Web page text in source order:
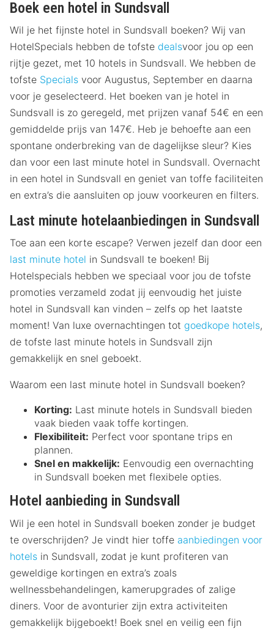
Boek een hotel in Sundsvall
Wil je het fijnste hotel in Sundsvall boeken? Wij van
HotelSpecials hebben de tofste dealsvoor jou op een
rijtje gezet, met 10 hotels in Sundsvall. We hebben de
tofste Specials voor Augustus, September en daarna
voor je geselecteerd. Het boeken van je hotel in
Sundsvall is zo geregeld, met prijzen vanaf 54€ en een
gemiddelde prijs van 147€. Heb je behoefte aan een
spontane onderbreking van de dagelijkse sleur? Kies
dan voor een last minute hotel in Sundsvall. Overnacht
in een hotel in Sundsvall en geniet van toffe faciliteiten
en extra’s die aansluiten op jouw voorkeuren en filters.
Last minute hotelaanbiedingen in Sundsvall
Toe aan een korte escape? Verwen jezelf dan door een
last minute hotel in Sundsvall te boeken! Bij
Hotelspecials hebben we speciaal voor jou de tofste
promoties verzameld zodat jij eenvoudig het juiste
hotel in Sundsvall kan vinden – zelfs op het laatste
moment! Van luxe overnachtingen tot goedkope hotels,
de tofste last minute hotels in Sundsvall zijn
gemakkelijk en snel geboekt.
Waarom een last minute hotel in Sundsvall boeken?
Korting: Last minute hotels in Sundsvall bieden
vaak bieden vaak toffe kortingen.
Flexibiliteit: Perfect voor spontane trips en
plannen.
Snel en makkelijk: Eenvoudig een overnachting
in Sundsvall boeken met flexibele opties.
Hotel aanbieding in Sundsvall
Wil je een hotel in Sundsvall boeken zonder je budget
te overschrijden? Je vindt hier toffe aanbiedingen voor
hotels in Sundsvall, zodat je kunt profiteren van
geweldige kortingen en extra’s zoals
wellnessbehandelingen, kamerupgrades of zalige
diners. Voor de avonturier zijn extra activiteiten
gemakkelijk bijgeboekt! Boek snel en veilig een fijn